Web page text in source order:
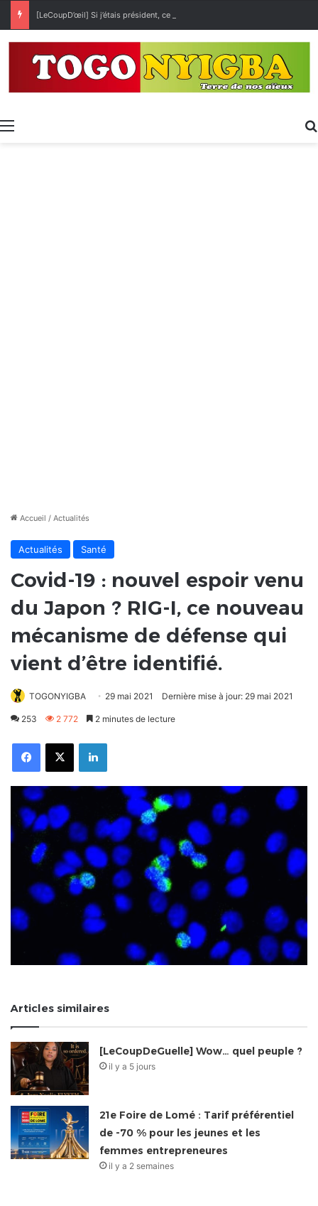
[LeCoupD’œil] Si j’étais président, ce que je ferai des « Évalas »
Menu
Accueil / Actualités
Actualités Santé
Covid-19 : nouvel espoir venu
du Japon ? RIG-I, ce nouveau
mécanisme de défense qui
vient d’être identifié.
TOGONYIGBA 29 mai 2021 Dernière mise à jour: 29 mai 2021
253 2 772 2 minutes de lecture
FacebookX Linkedin
Articles similaires
[LeCoupDeGuelle] Wow… quel peuple ?
il y a 5 jours
21e Foire de Lomé : Tarif préférentiel
de -70 % pour les jeunes et les
femmes entrepreneures
il y a 2 semaines